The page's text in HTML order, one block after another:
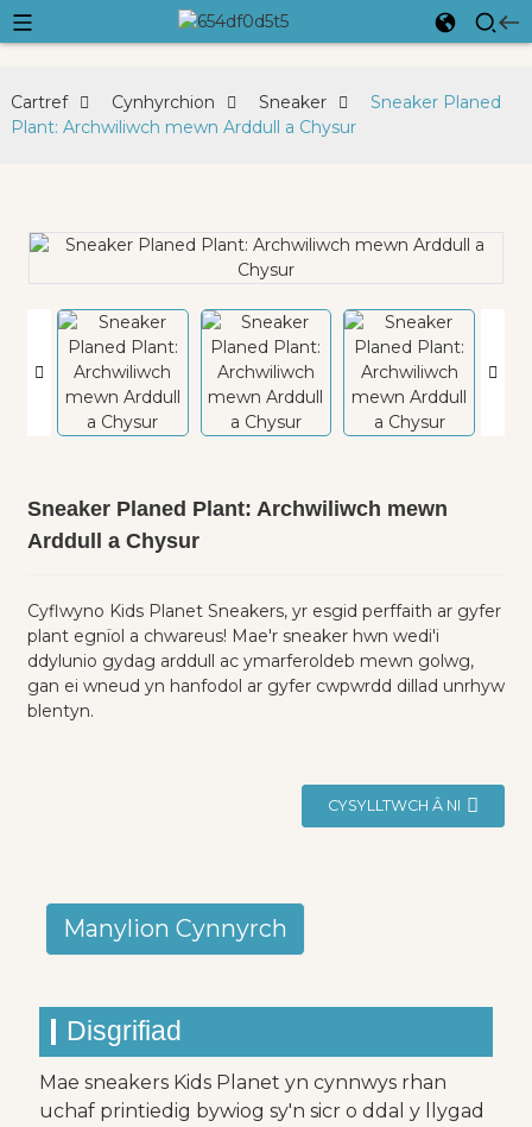
Cartref Cynhyrchion Sneaker
Sneaker Planed
Plant: Archwiliwch mewn Arddull a Chysur
Sneaker Planed Plant: Archwiliwch mewn
Arddull a Chysur
Cyflwyno Kids Planet Sneakers, yr esgid perffaith ar gyfer
plant egnïol a chwareus! Mae'r sneaker hwn wedi'i
ddylunio gydag arddull ac ymarferoldeb mewn golwg,
gan ei wneud yn hanfodol ar gyfer cwpwrdd dillad unrhyw
blentyn.
CYSYLLTWCH Â NI
Manylion Cynnyrch
Disgrifiad
Mae sneakers Kids Planet yn cynnwys rhan
uchaf printiedig bywiog sy'n sicr o ddal y llygad